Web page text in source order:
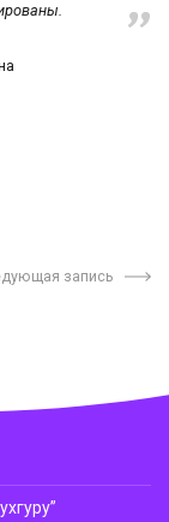
запись